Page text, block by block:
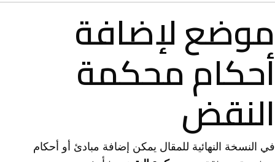
موضع لإضافة
أحكام محكمة
النقض
في النسخة النهائية للمقال يمكن إضافة مبادئ أو أحكام